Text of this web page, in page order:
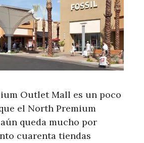
Outlet Mall es un poco
el North Premium
queda mucho por
cuarenta tiendas